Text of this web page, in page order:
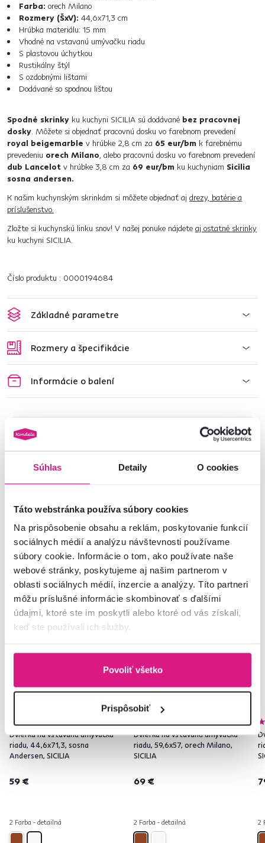
Súhlas Detaily O cookies
Táto webstránka používa súbory cookies
Na prispôsobenie obsahu a reklám, poskytovanie funkcií
sociálnych médií a analýzu návštevnosti používame
súbory cookie. Informácie o tom, ako používate naše
webové stránky, poskytujeme aj našim partnerom v
oblasti sociálnych médií, inzercie a analýzy. Títo partneri
môžu príslušné informácie skombinovať s ďalšími
údajmi, ktoré ste im poskytli alebo ktoré od vás získali,
keď ste používali ich služby.
Povoliť všetko
Prispôsobiť
Farba: orech Milano
Rozmery (ŠxV): 44,6x71,3 cm
Hrúbka materiálu: 15 mm
Vhodné na vstavanú umývačku riadu
S plastovou úchytkou
Rustikálny štýl
S ozdobnými lištami
Dodávané so spodnou lištou
Spodné skrinky ku kuchyni SICILIA sú dodávané bez pracovnej
dosky. Môžete si objednať pracovnú dosku vo farebnom prevedení
royal beigemarble v hrúbke 2,8 cm za 65 eur/bm k farebnému
prevedeniu orech Milano, alebo pracovnú dosku vo farebnom prevedení
dub Lancelot v hrúbke 3,8 cm za 69 eur/bm ku kuchyniam Sicilia
sosna andersen.
K našim kuchynským skrinkám si môžete objednať aj drezy, batérie a
príslušenstvo.
Zložte si kuchynskú linku snov! V našej ponuke nájdete aj ostatné skrinky
ku kuchyni SICILIA.
Číslo produktu : 0000194684
Základné parametre
Rozmery a špecifikácie
Informácie o balení
Nenašli ste požadované informácie?
02/ 40 100 100 Spustiť chat
Podobné produkty
Dvierka na vstavanú umývačku
riadu, 44,6x71,3, sosna
Andersen, SICILIA
59 €
2 Farba - detailná
Posledné kusy
Dvierka na vstavanú umývačku
riadu, 59,6x57, orech Milano,
SICILIA
69 €
2 Farba - detailná 2